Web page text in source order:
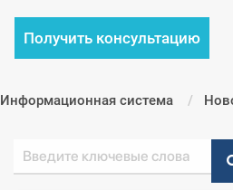
Получить консультацию
Информационная система